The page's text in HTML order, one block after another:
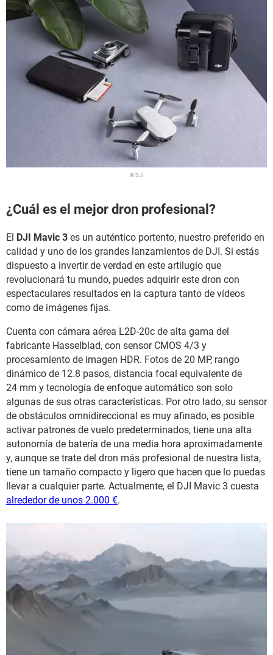
© DJI
¿Cuál es el mejor dron profesional?
El DJI Mavic 3 es un auténtico portento, nuestro preferido en
calidad y uno de los grandes lanzamientos de DJI. Si estás
dispuesto a invertir de verdad en este artilugio que
revolucionará tu mundo, puedes adquirir este dron con
espectaculares resultados en la captura tanto de vídeos
como de imágenes fijas.
Cuenta con cámara aérea L2D-20c de alta gama del
fabricante Hasselblad, con sensor CMOS 4/3 y
procesamiento de imagen HDR. Fotos de 20 MP, rango
dinámico de 12.8 pasos, distancia focal equivalente de
24 mm y tecnología de enfoque automático son solo
algunas de sus otras características. Por otro lado, su sensor
de obstáculos omnidireccional es muy afinado, es posible
activar patrones de vuelo predeterminados, tiene una alta
autonomía de batería de una media hora aproximadamente
y, aunque se trate del dron más profesional de nuestra lista,
tiene un tamaño compacto y ligero que hacen que lo puedas
llevar a cualquier parte. Actualmente, el DJI Mavic 3 cuesta
alrededor de unos 2.000 €.